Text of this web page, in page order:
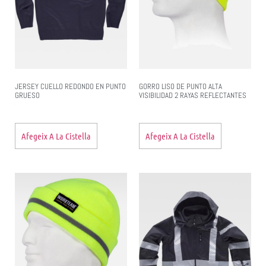
JERSEY CUELLO REDONDO EN PUNTO
GRUESO
Afegeix A La Cistella
GORRO LISO DE PUNTO ALTA
VISIBILIDAD 2 RAYAS REFLECTANTES
Afegeix A La Cistella